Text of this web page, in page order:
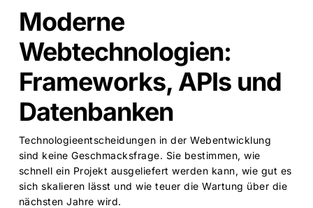
Moderne
Webtechnologien:
Frameworks, APIs und
Datenbanken
Technologieentscheidungen in der Webentwicklung
sind keine Geschmacksfrage. Sie bestimmen, wie
schnell ein Projekt ausgeliefert werden kann, wie gut es
sich skalieren lässt und wie teuer die Wartung über die
nächsten Jahre wird.